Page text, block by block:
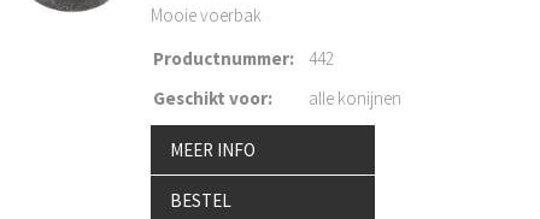
Mooie voerbak
Productnummer:
442
Geschikt voor: alle konijnen
MEER INFO
BESTEL